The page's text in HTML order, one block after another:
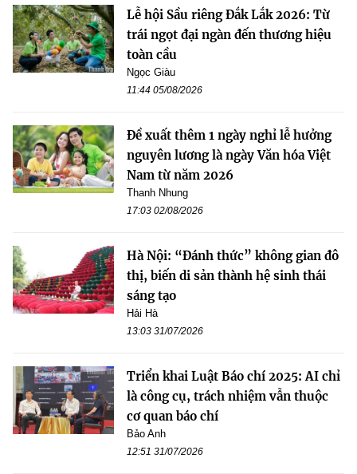
Lễ hội Sầu riêng Đắk Lắk 2026: Từ
trái ngọt đại ngàn đến thương hiệu
toàn cầu
Ngọc Giàu
11:44 05/08/2026
Đề xuất thêm 1 ngày nghỉ lễ hưởng
nguyên lương là ngày Văn hóa Việt
Nam từ năm 2026
Thanh Nhung
17:03 02/08/2026
Hà Nội: “Đánh thức” không gian đô
thị, biến di sản thành hệ sinh thái
sáng tạo
Hải Hà
13:03 31/07/2026
Triển khai Luật Báo chí 2025: AI chỉ
là công cụ, trách nhiệm vẫn thuộc
cơ quan báo chí
Bảo Anh
12:51 31/07/2026